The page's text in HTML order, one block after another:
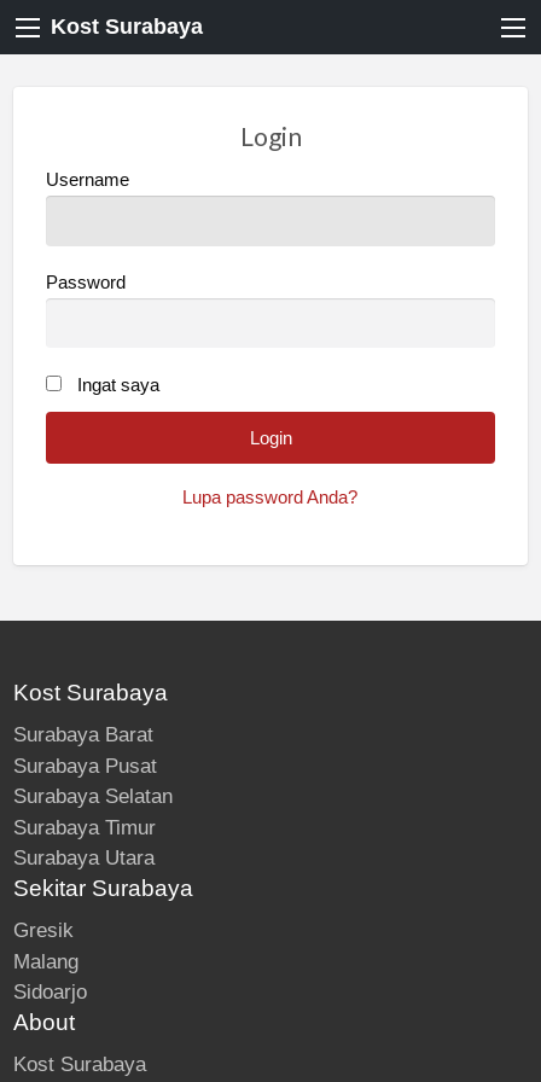
Kost Surabaya
Login
Username
Password
Ingat saya
Lupa password Anda?
Kost Surabaya
Surabaya Barat
Surabaya Pusat
Surabaya Selatan
Surabaya Timur
Surabaya Utara
Sekitar Surabaya
Gresik
Malang
Sidoarjo
About
Kost Surabaya